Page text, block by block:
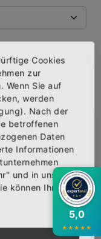
über neue
Gutschein für
5,0
★★★★★
Cookies
zur
Wenn Sie auf
werden
Nach der
betroffenen
Daten
Informationen
und in unserer
können Ihre